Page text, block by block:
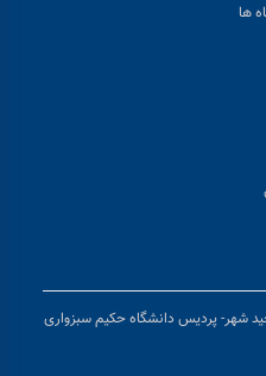
ها
شهر- پردیس دانشگاه حکیم سبزواری